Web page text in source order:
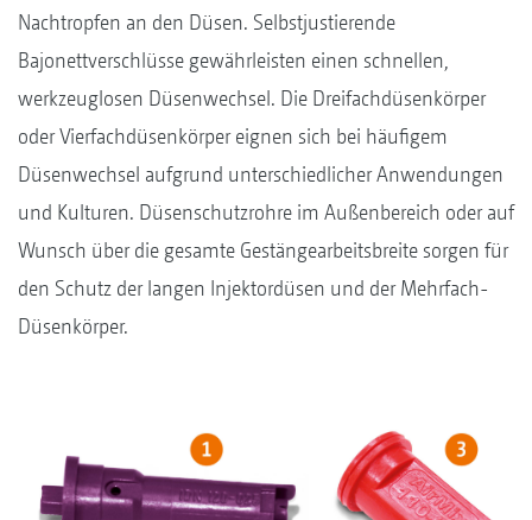
Nachtropfen an den Düsen. Selbstjustierende
Bajonettverschlüsse gewährleisten einen schnellen,
werkzeuglosen Düsenwechsel. Die Dreifachdüsenkörper
oder Vierfachdüsenkörper eignen sich bei häufigem
Düsenwechsel aufgrund unterschiedlicher Anwendungen
und Kulturen. Düsenschutzrohre im Außenbereich oder auf
Wunsch über die gesamte Gestängearbeitsbreite sorgen für
den Schutz der langen Injektordüsen und der Mehrfach-
Düsenkörper.